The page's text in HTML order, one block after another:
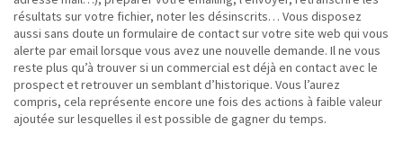
résultats sur votre fichier, noter les désinscrits… Vous disposez
aussi sans doute un formulaire de contact sur votre site web qui vous
alerte par email lorsque vous avez une nouvelle demande. Il ne vous
reste plus qu’à trouver si un commercial est déjà en contact avec le
prospect et retrouver un semblant d’historique. Vous l’aurez
compris, cela représente encore une fois des actions à faible valeur
ajoutée sur lesquelles il est possible de gagner du temps.